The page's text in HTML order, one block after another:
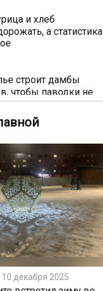
и хлеб
а статистика
строит дамбы
чтобы паводки не
синоптиков на
самых
подработок
«Ждать некогда»:
Угдана
10 декабря 2025